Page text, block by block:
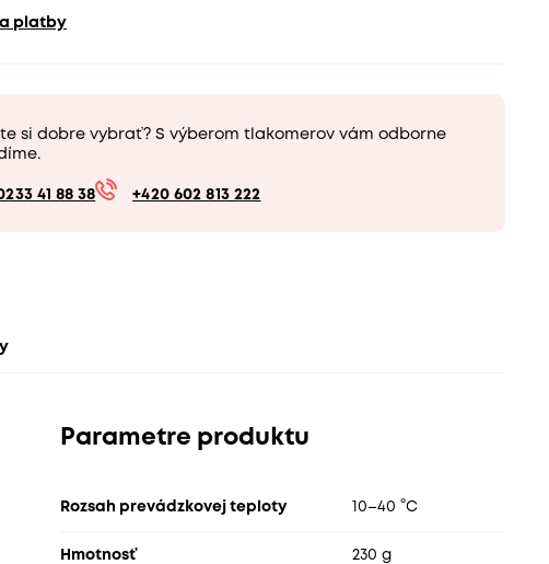
platby
si dobre vybrať? S výberom tlakomerov vám odborne
41 88 38 +420 602 813 222
Parametre produktu
Rozsah prevádzkovej teploty 10–40 °C
Hmotnosť 230 g